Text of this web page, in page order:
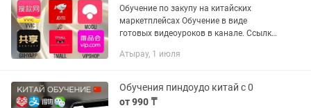
Обучение по закупу на китайских
маркетплейсах Обучение в виде
готовых видеоуроков в канале. Ссылку
навсегда. Изучать материал можете в
Атырау, 1 июля
Обучения пиндоудо китай с 0
от 990 ₸